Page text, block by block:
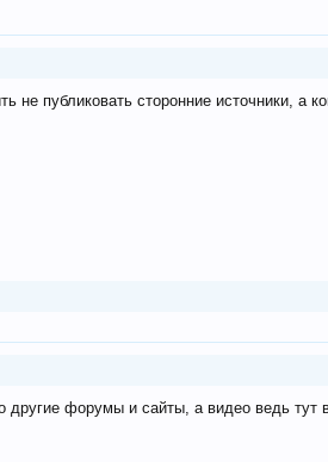
публиковать сторонние источники, а
другие форумы и сайты, а видео ведь